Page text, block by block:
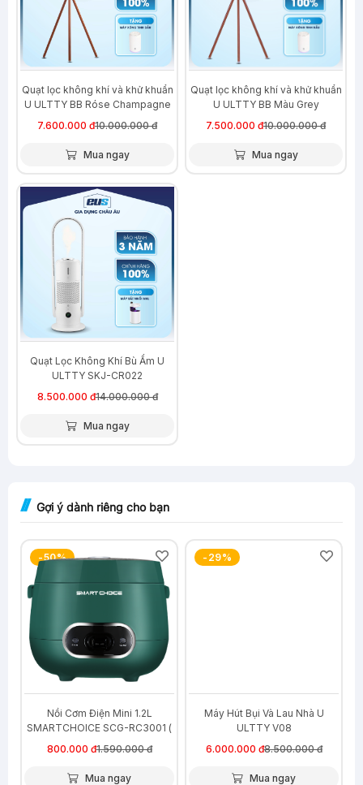
Quạt lọc không khí và khử khuẩn
U ULTTY BB Róse Champagne
7.600.000 đ10.000.000 đ
Mua ngay
Quạt lọc không khí và khử khuẩn
U ULTTY BB Màu Grey
7.500.000 đ10.000.000 đ
Mua ngay
-39%
Quạt Lọc Không Khí Bù Ẩm U
ULTTY SKJ-CR022
8.500.000 đ14.000.000 đ
Mua ngay
Gợi ý dành riêng cho bạn
-50%
Nồi Cơm Điện Mini 1.2L
SMARTCHOICE SCG-RC3001 (
5 màu )
800.000 đ1.590.000 đ
Mua ngay
-29%
Máy Hút Bụi Và Lau Nhà U
ULTTY V08
6.000.000 đ8.500.000 đ
Mua ngay